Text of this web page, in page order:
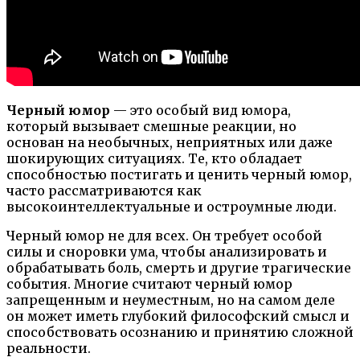
Черный юмор — это особый вид юмора,
который вызывает смешные реакции, но
основан на необычных, неприятных или даже
шокирующих ситуациях. Те, кто обладает
способностью постигать и ценить черный юмор,
часто рассматриваются как
высокоинтеллектуальные и остроумные люди.
Черный юмор не для всех. Он требует особой
силы и сноровки ума, чтобы анализировать и
обрабатывать боль, смерть и другие трагические
события. Многие считают черный юмор
запрещенным и неуместным, но на самом деле
он может иметь глубокий философский смысл и
способствовать осознанию и принятию сложной
реальности.